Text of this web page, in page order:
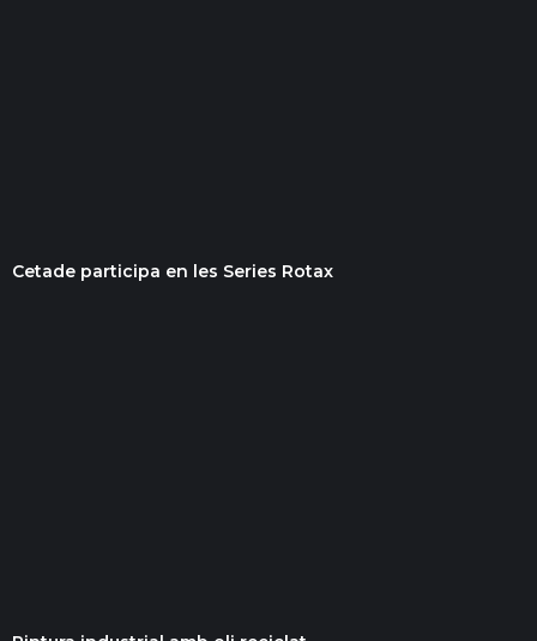
Cetade participa en les Series Rotax